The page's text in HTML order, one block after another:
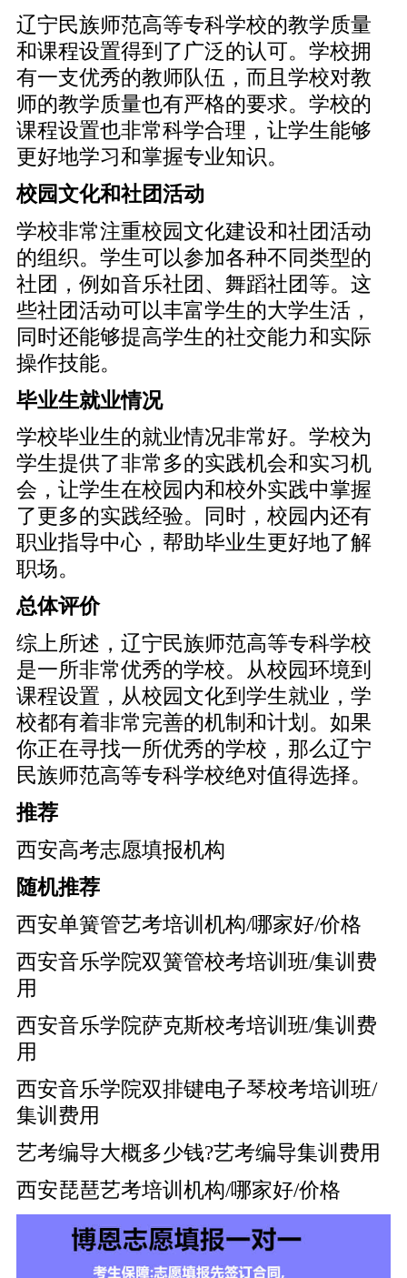
辽宁民族师范高等专科学校的教学质量
和课程设置得到了广泛的认可。学校拥
有一支优秀的教师队伍，而且学校对教
师的教学质量也有严格的要求。学校的
课程设置也非常科学合理，让学生能够
更好地学习和掌握专业知识。
校园文化和社团活动
学校非常注重校园文化建设和社团活动
的组织。学生可以参加各种不同类型的
社团，例如音乐社团、舞蹈社团等。这
些社团活动可以丰富学生的大学生活，
同时还能够提高学生的社交能力和实际
操作技能。
毕业生就业情况
学校毕业生的就业情况非常好。学校为
学生提供了非常多的实践机会和实习机
会，让学生在校园内和校外实践中掌握
了更多的实践经验。同时，校园内还有
职业指导中心，帮助毕业生更好地了解
职场。
总体评价
综上所述，辽宁民族师范高等专科学校
是一所非常优秀的学校。从校园环境到
课程设置，从校园文化到学生就业，学
校都有着非常完善的机制和计划。如果
你正在寻找一所优秀的学校，那么辽宁
民族师范高等专科学校绝对值得选择。
推荐
西安高考志愿填报机构
随机推荐
西安单簧管艺考培训机构/哪家好/价格
西安音乐学院双簧管校考培训班/集训费
用
西安音乐学院萨克斯校考培训班/集训费
用
西安音乐学院双排键电子琴校考培训班/
集训费用
艺考编导大概多少钱?艺考编导集训费用
西安琵琶艺考培训机构/哪家好/价格